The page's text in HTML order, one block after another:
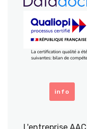
info
L'entreprise